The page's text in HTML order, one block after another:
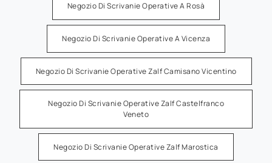
Negozio Di Scrivanie Operative A Rosà
Negozio Di Scrivanie Operative A Vicenza
Negozio Di Scrivanie Operative Zalf Camisano Vicentino
Negozio Di Scrivanie Operative Zalf Castelfranco
Veneto
Negozio Di Scrivanie Operative Zalf Marostica